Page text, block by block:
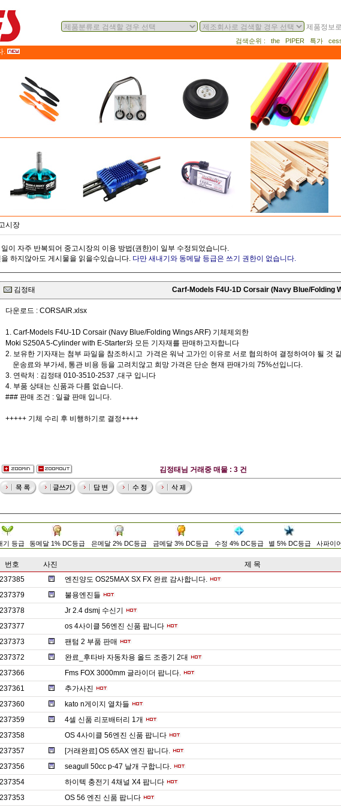
제품정보
검색순위 : the PIPER 특가
.
시장
이 자주 반복되어 중고시장의 이용 방법(권한)이 일부 수정되었습니다.
하지않아도 게시물을 읽을수있습니다. 다만 새내기와 동메달 등급은 쓰기 권한이 없습니다.
김정태 Carf-Models F4U-1D Corsair (Navy Blue/Folding
다운로드 : CORSAIR.xlsx
1. Carf-Models F4U-1D Corsair (Navy Blue/Folding Wings ARF) 기체제외한
Moki S250A 5-Cylinder with E-Starter와 모든 기자재를 판매하고자합니다
2. 보유한 기자재는 첨부 파일을 참조하시고 가격은 워낙 고가인 이유로 서로 협의하여 결정하여야 될 것
운송료와 부가세, 통관 비용 등을 고려치않고 희망 가격은 단순 현재 판매가의 75%선입니다.
3. 연락처 : 김정태 010-3510-2537 ,대구 입니다
4. 부품 상태는 신품과 다름 없습니다.
### 판매 조건 : 일괄 판매 입니다.
+++++ 기체 수리 후 비행하기로 결정++++
김정태님 거래중 매물 : 3 건
기 등급 동메달 1% DC등급 은메달 2% DC등급 금메달 3% DC등급 수정 4% DC등급 별 5% DC등급 사파이
번호 사진 제 목
237385
엔진양도 OS25MAX SX FX 완료 감사합니다.
237379
불용엔진들
237378
Jr 2.4 dsmj 수신기
237377
os 4사이클 56엔진 신품 팝니다
237373
팬텀 2 부품 판매
237372
완료_후타바 자동차용 올드 조종기 2대
237366
Fms FOX 3000mm 글라이더 팝니다.
237361
추가사진
237360
kato n게이지 열차들
237359
4셀 신품 리포배터리 1개
237358
OS 4사이클 56엔진 신품 팝니다
237357
[거래완료] OS 65AX 엔진 팝니다.
237356
seagull 50cc p-47 날개 구합니다.
237354
하이텍 충전기 4채널 X4 팝니다
237353
OS 56 엔진 신품 팝니다